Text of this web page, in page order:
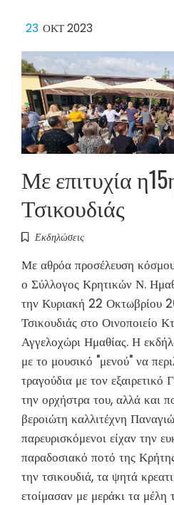
23 ΟΚΤ 2023
Με επιτυχία
Τσικουδιάς
Εκδηλώσεις
Με αθρόα προσέλευση κόσμου
ο Σύλλογος Κρητικών Ν.
την Κυριακή 22 Οκτωβρίου
Τσικουδιάς στο Οινοποιείο
Αγγελοχώρι Ημαθίας. Η
με το μουσικό "μενού" να
τραγούδια με τον
την ορχήστρα του, αλλά και
βεροιώτη καλλιτέχνη
παρευρισκόμενοι είχαν την
παραδοσιακό ποτό της
την τσικουδιά, τα ψητά
ετοίμασαν με μεράκι τα